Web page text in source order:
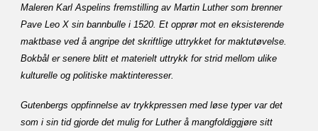
Maleren Karl Aspelins fremstilling av Martin Luther som brenner
Pave Leo X sin bannbulle i 1520. Et opprør mot en eksisterende
maktbase ved å angripe det skriftlige uttrykket for maktutøvelse.
Bokbål er senere blitt et materielt uttrykk for strid mellom ulike
kulturelle og politiske maktinteresser.
Gutenbergs oppfinnelse av trykkpressen med løse typer var det
som i sin tid gjorde det mulig for Luther å mangfoldiggjøre sitt